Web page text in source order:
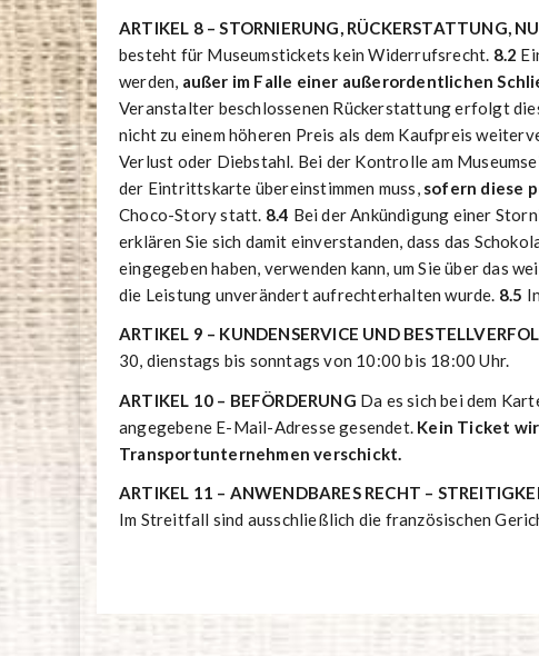
ARTIKEL 8 – STORNIERUNG, RÜCKERSTATTUNG,
besteht für Museumstickets kein Widerrufsrecht. 8.2
werden, außer im Falle einer außerordentlichen
Veranstalter beschlossenen Rückerstattung erfolgt
nicht zu einem höheren Preis als dem Kaufpreis
Verlust oder Diebstahl. Bei der Kontrolle am
der Eintrittskarte übereinstimmen muss, sofern diese
Choco-Story statt. 8.4 Bei der Ankündigung einer
erklären Sie sich damit einverstanden, dass das
eingegeben haben, verwenden kann, um Sie über das
die Leistung unverändert aufrechterhalten wurde. 8.5
ARTIKEL 9 – KUNDENSERVICE UND
30, dienstags bis sonntags von 10:00 bis 18:00 Uhr.
ARTIKEL 10 – BEFÖRDERUNG Da es sich bei dem
angegebene E-Mail-Adresse gesendet. Kein Ticket
Transportunternehmen verschickt.
ARTIKEL 11 – ANWENDBARES RECHT –
Im Streitfall sind ausschließlich die französischen